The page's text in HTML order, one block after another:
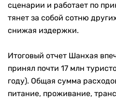
сценарии и работает по
тянет за собой сотню
снижая издержки.
Итоговый отчет Шанхая
принял почти 17 млн
году). Общая сумма
питание, проживание,